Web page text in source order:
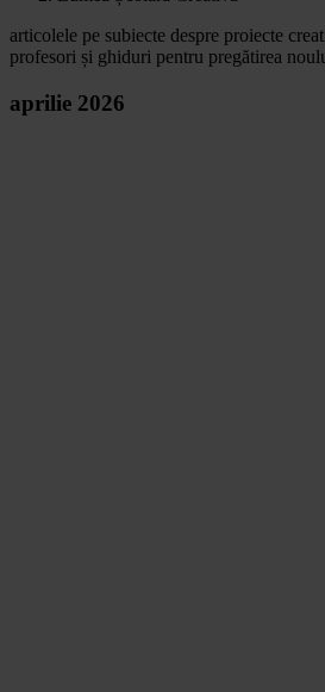
articolele pe subiecte despre proiecte
profesori și ghiduri pentru pregătirea
aprilie 2026